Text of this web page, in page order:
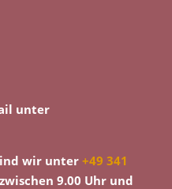
unter
wir unter +49 341
9.00 Uhr und